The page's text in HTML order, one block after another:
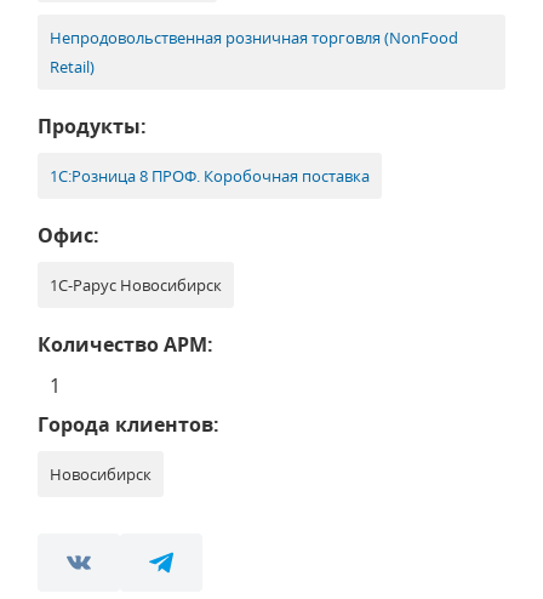
Непродовольственная розничная торговля (NonFood
Retail)
Продукты:
1С:Розница 8 ПРОФ. Коробочная поставка
Офис:
1С-Рарус Новосибирск
Количество АРМ:
1
Города клиентов:
Новосибирск